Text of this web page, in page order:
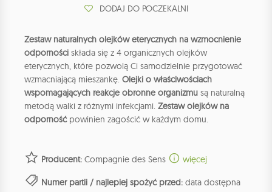
DODAJ DO POCZEKALNI
Zestaw naturalnych olejków eterycznych na wzmocnienie
odporności składa się z 4 organicznych olejków
eterycznych, które pozwolą Ci samodzielnie przygotować
wzmacniającą mieszankę. Olejki o właściwościach
wspomagających reakcje obronne organizmu są naturalną
metodą walki z różnymi infekcjami. Zestaw olejków na
odporność powinien zagościć w każdym domu.
Producent: Compagnie des Sens więcej
Numer partii / najlepiej spożyć przed: data dostępna